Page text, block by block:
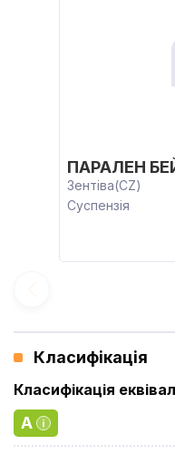
ПАРАЛЕН
Зентіва(CZ)
Суспензія
Класифікація
Класифікація
A